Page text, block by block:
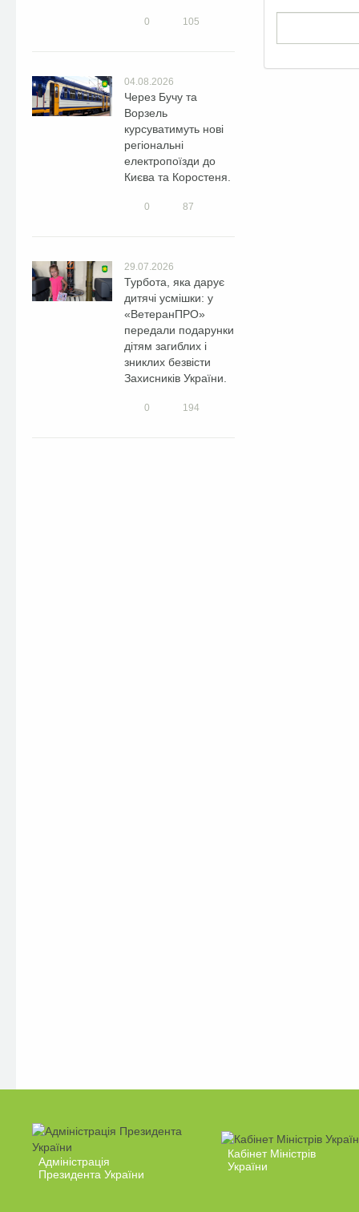
0 105
04.08.2026
Через Бучу та
Ворзель
курсуватимуть нові
регіональні
електропоїзди до
Києва та Коростеня.
0 87
29.07.2026
Турбота, яка дарує
дитячі усмішки: у
«ВетеранПРО»
передали подарунки
дітям загиблих і
зниклих безвісти
Захисників України.
0 194
Адміністрація
Президента України
Кабінет Міністрів
України